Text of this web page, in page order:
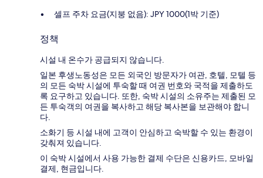
셀프 주차 요금(지붕 없음): JPY 1000(1박 기준)
정책
시설 내 온수가 공급되지 않습니다.
일본 후생노동성은 모든 외국인 방문자가 여관, 호텔, 모텔 등
의 모든 숙박 시설에 투숙할 때 여권 번호와 국적을 제출하도
록 요구하고 있습니다. 또한, 숙박 시설의 소유주는 제출된 모
든 투숙객의 여권을 복사하고 해당 복사본을 보관해야 합니
다.
소화기 등 시설 내에 고객이 안심하고 숙박할 수 있는 환경이
갖춰져 있습니다.
이 숙박 시설에서 사용 가능한 결제 수단은 신용카드, 모바일
결제, 현금입니다.